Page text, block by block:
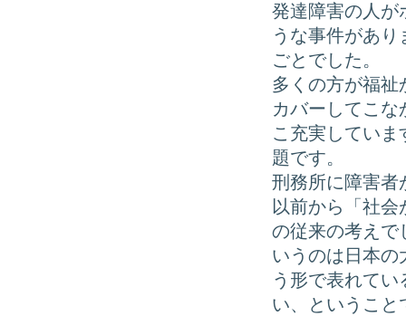
発達障害の人が
うな事件があ
ごとでした。
多くの方が福祉
カバーしてこ
こ充実してい
題です。
刑務所に障害者
以前から「社
の従来の考えで
いうのは日本の
う形で表れて
い、ということ